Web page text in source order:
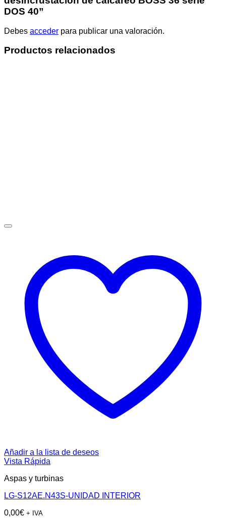
DOS 40”
Debes acceder para publicar una valoración.
Productos relacionados
Añadir a la lista de deseos
Vista Rápida
Aspas y turbinas
LG-S12AE.N43S-UNIDAD INTERIOR
0,00€ + IVA